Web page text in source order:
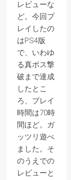
レビューな
ど。今回プ
レイしたの
はPS4版
で、いわゆ
る真ボス撃
破まで達成
したとこ
ろ、プレイ
時間は70時
間ほど。ガ
ッツリ遊べ
ました。そ
のうえでの
レビューと